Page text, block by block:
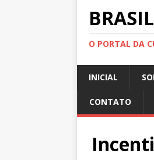
O PORTAL DA
INICIAL
CONTATO